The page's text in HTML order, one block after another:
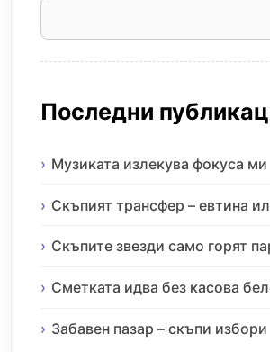
Последни
Музиката излекува фокуса ми
Скъпият трансфер – евтина
Скъпите звезди само горят
Сметката идва без касова
Забавен пазар – скъпи избори